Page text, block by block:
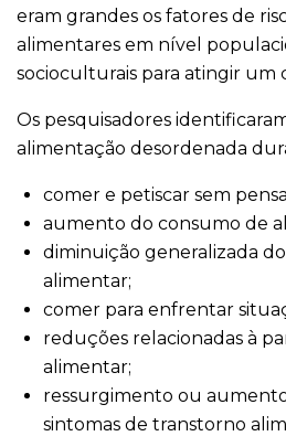
eram grandes os fatores de
alimentares em nível
socioculturais para atingir um
Os pesquisadores
alimentação desordenada
comer e petiscar sem
aumento do consumo de
diminuição generalizada
alimentar;
comer para enfrentar
reduções relacionadas à
alimentar;
ressurgimento ou
sintomas de transtorno